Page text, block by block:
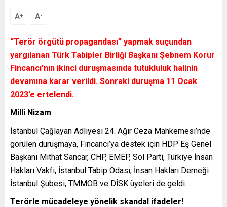
A+ A-
“Terör örgütü propagandası” yapmak suçundan
yargılanan Türk Tabipler Birliği Başkanı Şebnem Korur
Fincancı’nın ikinci duruşmasında tutukluluk halinin
devamına karar verildi. Sonraki duruşma 11 Ocak
2023’e ertelendi.
Milli Nizam
İstanbul Çağlayan Adliyesi 24. Ağır Ceza Mahkemesi’nde
görülen duruşmaya, Fincancı’ya destek için HDP Eş Genel
Başkanı Mithat Sancar, CHP, EMEP, Sol Parti, Türkiye İnsan
Hakları Vakfı, İstanbul Tabip Odası, İnsan Hakları Derneği
İstanbul Şubesi, TMMOB ve DİSK üyeleri de geldi.
Terörle mücadeleye yönelik skandal ifadeler!